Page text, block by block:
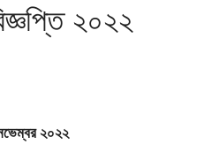
২০২২
২০২২